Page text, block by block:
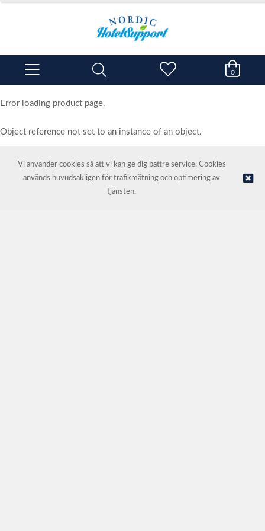
0
Error loading product page.
Object reference not set to an instance of an object.
© NORDIC HOTEL SUPPORT AS | Webbutik tillhandahålls av
Kréatif
AS
Vi använder cookies så att vi kan ge dig bättre service. Cookies
används huvudsakligen för trafikmätning och optimering av
tjänsten.